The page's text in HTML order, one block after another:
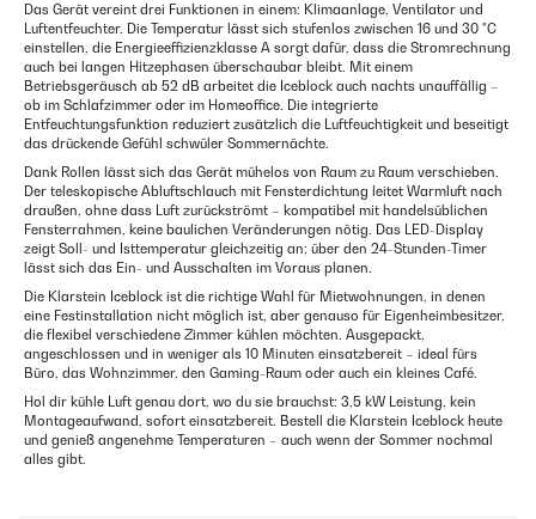
Das Gerät vereint drei Funktionen in einem: Klimaanlage, Ventilator und
Luftentfeuchter. Die Temperatur lässt sich stufenlos zwischen 16 und 30 °C
einstellen, die Energieeffizienzklasse A sorgt dafür, dass die Stromrechnung
auch bei langen Hitzephasen überschaubar bleibt. Mit einem
Betriebsgeräusch ab 52 dB arbeitet die Iceblock auch nachts unauffällig –
ob im Schlafzimmer oder im Homeoffice. Die integrierte
Entfeuchtungsfunktion reduziert zusätzlich die Luftfeuchtigkeit und beseitigt
das drückende Gefühl schwüler Sommernächte.
Dank Rollen lässt sich das Gerät mühelos von Raum zu Raum verschieben.
Der teleskopische Abluftschlauch mit Fensterdichtung leitet Warmluft nach
draußen, ohne dass Luft zurückströmt – kompatibel mit handelsüblichen
Fensterrahmen, keine baulichen Veränderungen nötig. Das LED-Display
zeigt Soll- und Isttemperatur gleichzeitig an; über den 24-Stunden-Timer
lässt sich das Ein- und Ausschalten im Voraus planen.
Die Klarstein Iceblock ist die richtige Wahl für Mietwohnungen, in denen
eine Festinstallation nicht möglich ist, aber genauso für Eigenheimbesitzer,
die flexibel verschiedene Zimmer kühlen möchten. Ausgepackt,
angeschlossen und in weniger als 10 Minuten einsatzbereit – ideal fürs
Büro, das Wohnzimmer, den Gaming-Raum oder auch ein kleines Café.
Hol dir kühle Luft genau dort, wo du sie brauchst: 3,5 kW Leistung, kein
Montageaufwand, sofort einsatzbereit. Bestell die Klarstein Iceblock heute
und genieß angenehme Temperaturen – auch wenn der Sommer nochmal
alles gibt.